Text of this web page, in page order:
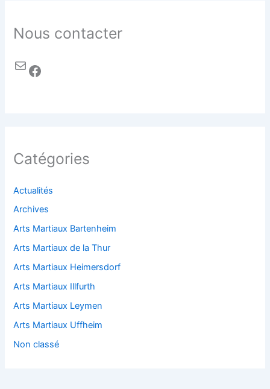
Nous contacter
Catégories
Actualités
Archives
Arts Martiaux Bartenheim
Arts Martiaux de la Thur
Arts Martiaux Heimersdorf
Arts Martiaux Illfurth
Arts Martiaux Leymen
Arts Martiaux Uffheim
Non classé